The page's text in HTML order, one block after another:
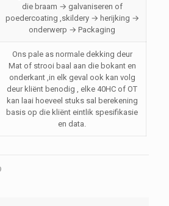
die braam → galvaniseren of
poedercoating ,skildery → herijking →
onderwerp → Packaging
Ons pale as normale dekking deur
Mat of strooi baal aan die bokant en
onderkant ,in elk geval ook kan volg
deur kliënt benodig , elke 40HC of OT
kan laai hoeveel stuks sal berekening
basis op die kliënt eintlik spesifikasie
en data.